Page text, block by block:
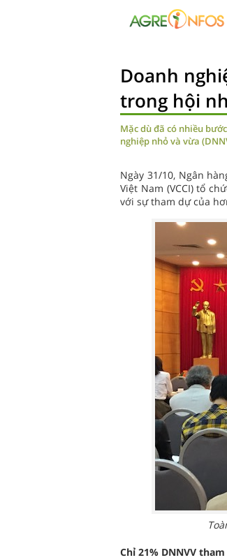
Doanh
trong hội
Mặc dù đã có nhiều
nghiệp nhỏ và vừa
Ngày 31/10, Ngân
Việt Nam (VCCI) tổ
với sự tham dự của
Chỉ 21% DNNVV